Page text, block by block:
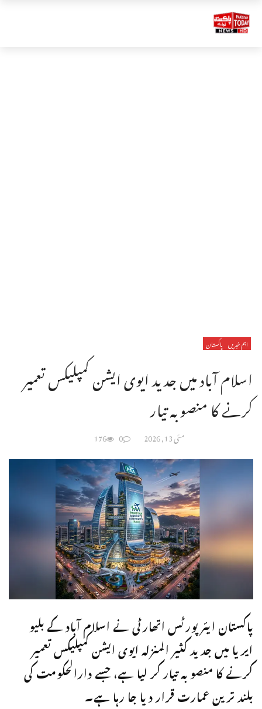
اہم خبریں پاکستان
اسلام آباد میں جدید ایوی ایشن کمپلیکس تعمیر
کرنے کا منصوبہ تیار
مئی 13, 2026 0
176
پاکستان ایئرپورٹس اتھارٹینےاسلام آبادکے بلیو
ایریا میں جدید کثیر المنزلہ ایوی ایشن کمپلیکس تعمیر
کرنے کا منصوبہ تیار کر لیا ہے، جسے دارالحکومت کی
بلند ترین عمارت قرار دیا جا رہا ہے۔